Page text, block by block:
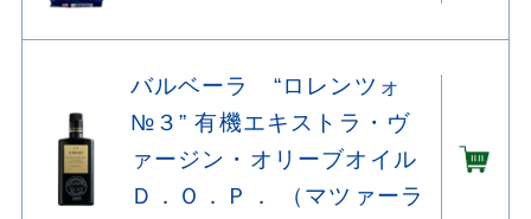
バルベーラ “ロレンツォ
№３” 有機エキストラ・ヴ
ァージン・オリーブオイル
Ｄ．Ｏ．Ｐ． （マツァーラ